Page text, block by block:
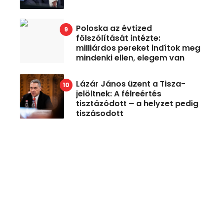
Poloska az évtized
fölszólítását intézte:
milliárdos pereket indítok meg
mindenki ellen, elegem van
Lázár János üzent a Tisza-
jelöltnek: A félreértés
tisztázódott – a helyzet pedig
tiszásodott